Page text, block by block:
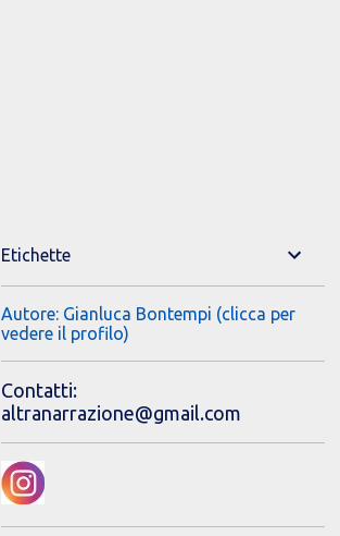
Etichette
Autore: Gianluca Bontempi (clicca per
vedere il profilo)
Contatti:
altranarrazione@gmail.com